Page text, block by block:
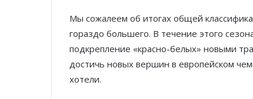
Мы сожалеем об итогах общей
гораздо большего. В течение этого
подкрепление «красно-белых» новыми
достичь новых вершин в европейском
хотели.